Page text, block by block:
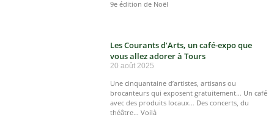
9e édition de Noël
Les Courants d’Arts, un café-expo que
vous allez adorer à Tours
20 août 2025
Une cinquantaine d’artistes, artisans ou
brocanteurs qui exposent gratuitement… Un café
avec des produits locaux… Des concerts, du
théâtre… Voilà